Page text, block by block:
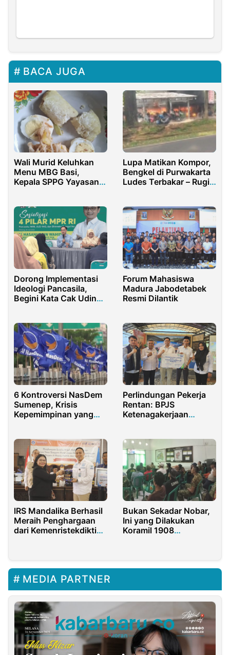
BACA JUGA
Wali Murid Keluhkan
Menu MBG Basi,
Kepala SPPG Yayasan
Lupa Matikan Kompor,
Bengkel di Purwakarta
Ludes Terbakar – Rugi
Dorong Implementasi
Ideologi Pancasila,
Begini Kata Cak Udin
Forum Mahasiswa
Madura Jabodetabek
Resmi Dilantik
6 Kontroversi NasDem
Sumenep, Krisis
Kepemimpinan yang
Perlindungan Pekerja
Rentan: BPJS
Ketenagakerjaan
Desa Sukajaya
lRS Mandalika Berhasil
Meraih Penghargaan
dari Kemenristekdikti
Bukan Sekadar Nobar,
Ini yang Dilakukan
Koramil 1908
MEDIA PARTNER